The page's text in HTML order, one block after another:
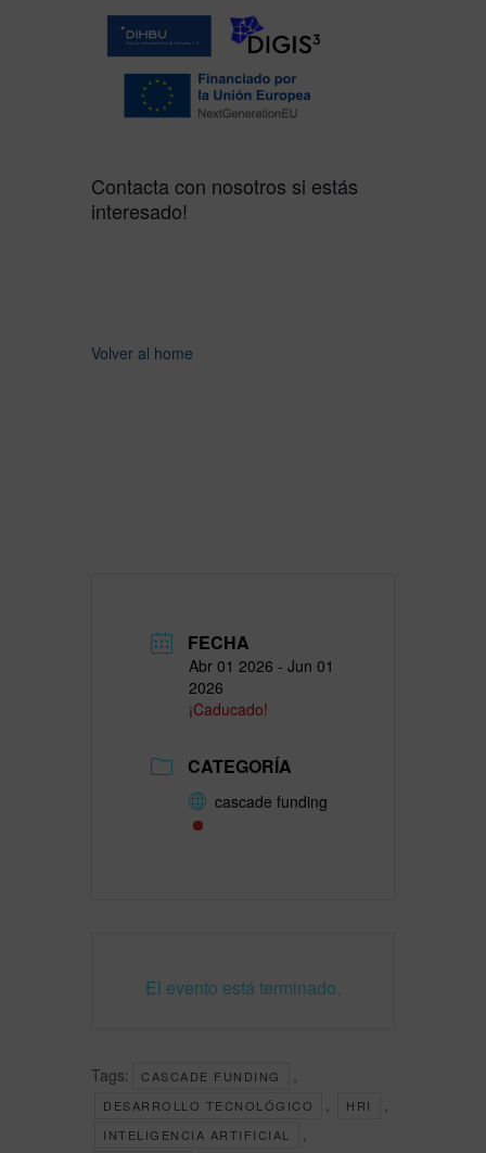
Contacta con nosotros si estás
interesado!
Volver al home
FECHA
Abr 01 2026 - Jun 01
2026
¡Caducado!
CATEGORÍA
cascade funding
El evento está terminado.
Tags: CASCADE FUNDING ,
DESARROLLO TECNOLÓGICO , HRI ,
INTELIGENCIA ARTIFICIAL ,